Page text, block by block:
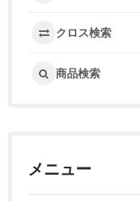
クロス検索
商品検索
メニュー